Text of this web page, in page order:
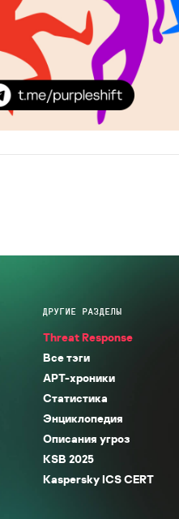
ДРУГИЕ РАЗДЕЛЫ
Threat Response
Все тэги
APT-хроники
Статистика
Энциклопедия
Описания угроз
KSB 2025
Kaspersky ICS CERT